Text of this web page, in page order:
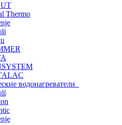
Thermo
водонагреватели